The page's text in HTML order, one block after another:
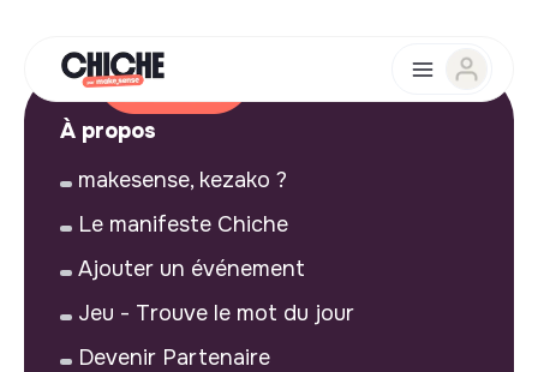
À propos
makesense, kezako ?
Le manifeste Chiche
Ajouter un événement
Jeu - Trouve le mot du jour
Devenir Partenaire